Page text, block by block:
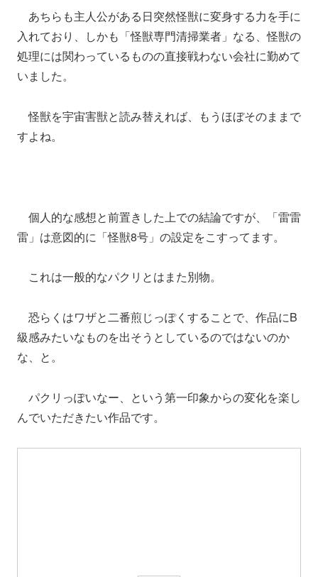
あちらも主人公がある日突然怪獣に変身する力を手に
入れており、しかも「怪獣専門清掃業者」なる、怪獣の
処理には関わっているものの直接戦わない会社に勤めて
いました。
怪獣を宇宙害獣と読み替えれば、もうほぼそのままで
すよね。
個人的な感想と前置きした上での結論ですが、「雷雷
雷」は意図的に「怪獣8号」の設定をこすってます。
これは一般的なパクリとはまた別物。
恐らくはワザと二番煎じっぽくすることで、作品にB
級感みたいなものを出そうとしているのではないのか
な、と。
パクリっぽいなー、という第一印象からの変化を楽し
んでいただきたい作品です。